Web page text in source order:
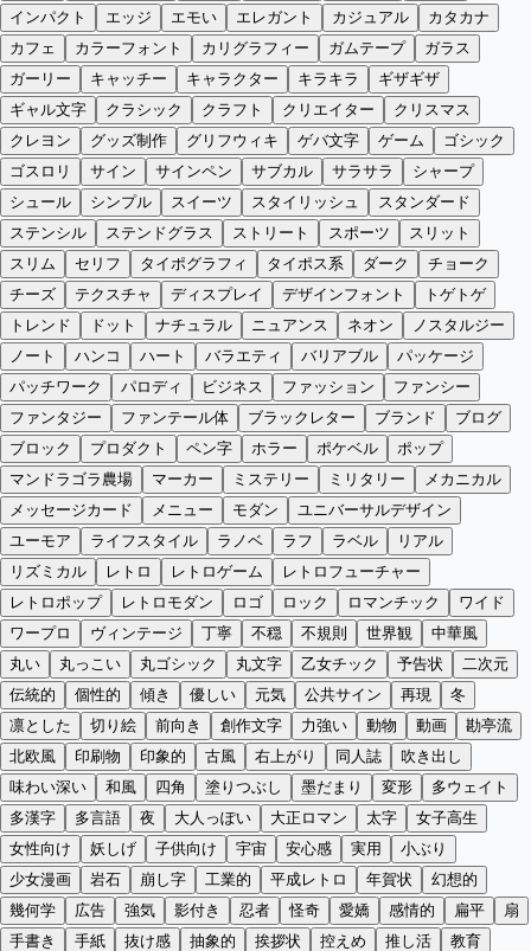
インパクト
エッジ エモい エレガント カジュアル
カタカナ
カフェ
カラーフォント カリグラフィー ガムテープ
ガラス
ガーリー
キャッチー キャラクター キラキラ
ギザギザ
ギャル文字
クラシック クラフト クリエイター
クリスマス
クレヨン
グッズ制作 グリフウィキ ゲバ文字 ゲーム
ゴシック
ゴスロリ
サイン サインペン サブカル サラサラ
シャープ
シュール
シンプル スイーツ スタイリッシュ
スタンダード
ステンシル
ステンドグラス ストリート スポーツ
スリット
スリム
セリフ タイポグラフィ タイポス系 ダーク
チョーク
チーズ
テクスチャ ディスプレイ デザインフォント
トゲトゲ
トレンド
ドット ナチュラル ニュアンス ネオン
ノスタルジー
ノート
ハンコ ハート バラエティ バリアブル
パッケージ
パッチワーク
パロディ ビジネス ファッション
ファンシー
ファンタジー
ファンテール体 ブラックレター ブランド
ブログ
ブロック
プロダクト ペン字 ホラー ポケベル
ポップ
マンドラゴラ農場
マーカー ミステリー ミリタリー
メカニカル
メッセージカード
メニュー モダン
ユニバーサルデザイン
ユーモア
ライフスタイル ラノベ ラフ ラベル
リアル
リズミカル
レトロ レトロゲーム
レトロフューチャー
レトロポップ
レトロモダン ロゴ ロック ロマンチック
ワイド
ワープロ
ヴィンテージ 丁寧 不穏 不規則 世界観
中華風
丸い
丸っこい 丸ゴシック 丸文字 乙女チック 予告状
二次元
伝統的
個性的 傾き 優しい 元気 公共サイン 再現
冬
凛とした
切り絵 前向き 創作文字 力強い 動物 動画
勘亭流
北欧風
印刷物 印象的 古風 右上がり 同人誌
吹き出し
味わい深い
和風 四角 塗りつぶし 墨だまり 変形
多ウェイト
多漢字
多言語 夜 大人っぽい 大正ロマン 太字
女子高生
女性向け
妖しげ 子供向け 宇宙 安心感 実用
小ぶり
少女漫画
岩石 崩し字 工業的 平成レトロ 年賀状
幻想的
幾何学
広告 強気 影付き 忍者 怪奇 愛嬌 感情的 扁平
扇
手書き
手紙 抜け感 抽象的 挨拶状 控えめ 推し活
教育